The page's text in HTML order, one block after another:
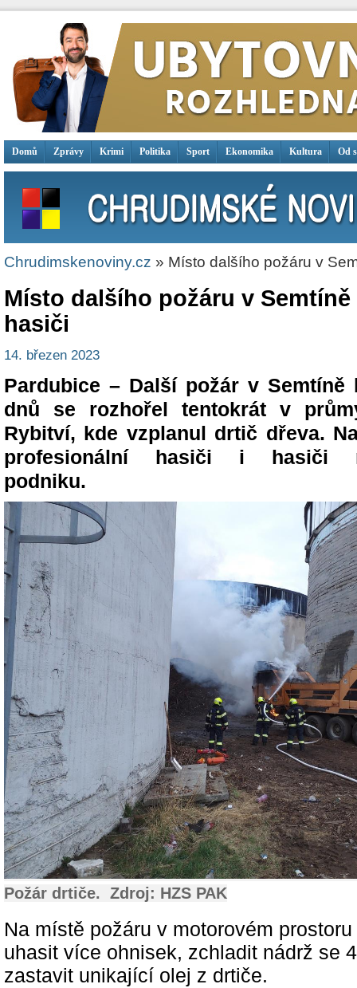
Domů Zprávy Krimi Politika Sport Ekonomika Kultura Od
Chrudimskenoviny.cz » Místo dalšího požáru v
Místo dalšího požáru v
hasiči
14. březen 2023
Pardubice – Další požár v Semtíně
dnů se rozhořel tentokrát v
Rybitví, kde vzplanul drtič dřeva.
profesionální hasiči i hasiči
podniku.
Požár drtiče. Zdroj: HZS PAK
Na místě požáru v motorovém
uhasit více ohnisek, zchladit nádrž se
zastavit unikající olej z drtiče.